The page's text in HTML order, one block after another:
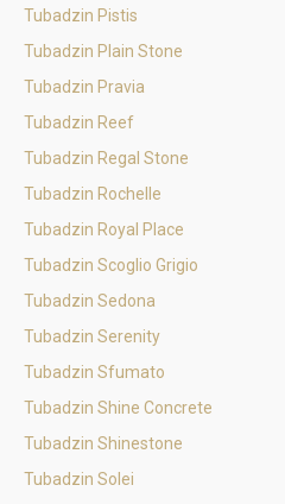
Tubadzin Pistis
Tubadzin Plain Stone
Tubadzin Pravia
Tubadzin Reef
Tubadzin Regal Stone
Tubadzin Rochelle
Tubadzin Royal Place
Tubadzin Scoglio Grigio
Tubadzin Sedona
Tubadzin Serenity
Tubadzin Sfumato
Tubadzin Shine Concrete
Tubadzin Shinestone
Tubadzin Solei